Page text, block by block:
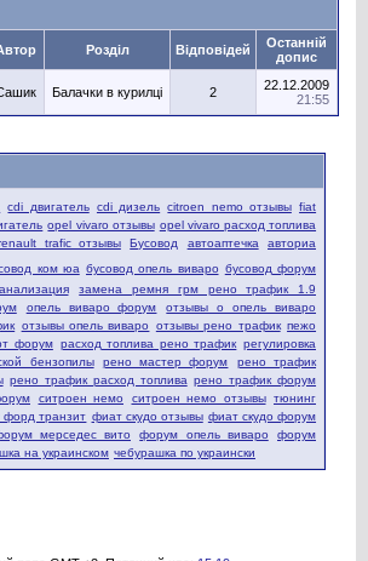
Розділ Відповідей
Останній
допис
Балачки в курилці 2
22.12.2009
21:55
cdi двигатель cdi дизель citroen nemo отзывы fiat
opel vivaro отзывы opel vivaro расход топлива
trafic отзывы Бусовод автоаптечка авториа
ком юа бусовод опель виваро бусовод форум
замена ремня грм рено трафик 1.9
опель виваро форум
отзывы о опель виваро
отзывы опель виваро отзывы рено трафик пежо
форум расход топлива рено трафик регулировка
бензопилы
рено мастер форум
рено трафик
рено трафик расход топлива рено трафик форум
ситроен немо ситроен немо отзывы тюнинг
форд транзит фиат скудо отзывы фиат скудо форум
мерседес вито форум опель виваро
форум
на украинском чебурашка по украински